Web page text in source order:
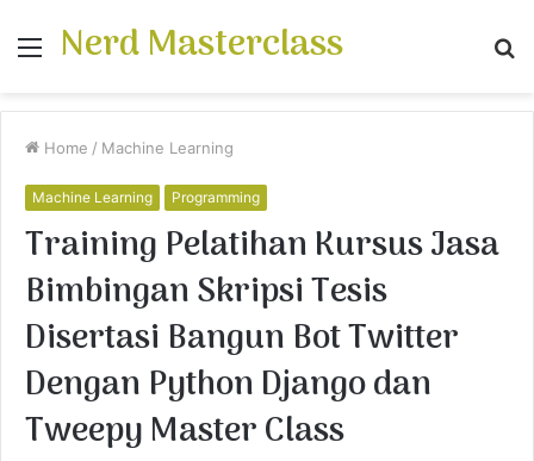
Menu
Nerd Masterclass
Home / Machine Learning
Machine Learning Programming
Training Pelatihan Kursus Jasa
Bimbingan Skripsi Tesis
Disertasi Bangun Bot Twitter
Dengan Python Django dan
Tweepy Master Class